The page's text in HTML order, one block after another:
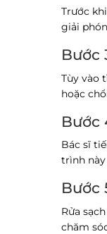
Trước
giải
Bước
Tùy vào
hoặc
Bước
Bác sĩ
trình
Bước
Rửa
chăm